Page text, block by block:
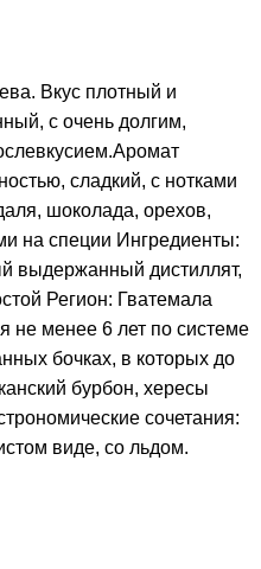
Вкус плотный и
с очень долгим,
сладкий, с нотками
шоколада, орехов,
на специи Ингредиенты:
выдержанный дистиллят,
Регион: Гватемала
не менее 6 лет по системе
бочках, в которых до
бурбон, хересы
сочетания:
виде, со льдом.